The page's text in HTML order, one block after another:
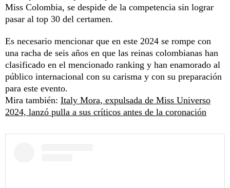
Miss Colombia, se despide de la competencia sin lograr
pasar al top 30 del certamen.
Es necesario mencionar que en este 2024 se rompe con
una racha de seis años en que las reinas colombianas han
clasificado en el mencionado ranking y han enamorado al
público internacional con su carisma y con su preparación
para este evento.
Mira también: Italy Mora, expulsada de Miss Universo
2024, lanzó pulla a sus críticos antes de la coronación